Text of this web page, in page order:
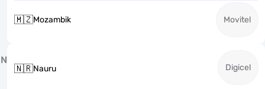
🇲🇿Mozambik Movitel
N
🇳🇷Nauru Digicel